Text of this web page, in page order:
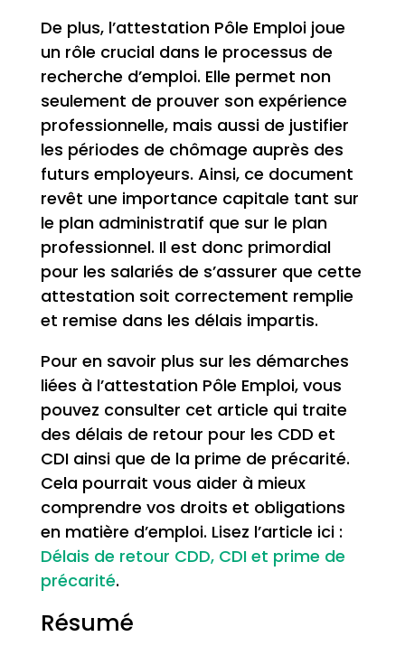
De plus, l’attestation Pôle Emploi joue
un rôle crucial dans le processus de
recherche d’emploi. Elle permet non
seulement de prouver son expérience
professionnelle, mais aussi de justifier
les périodes de chômage auprès des
futurs employeurs. Ainsi, ce document
revêt une importance capitale tant sur
le plan administratif que sur le plan
professionnel. Il est donc primordial
pour les salariés de s’assurer que cette
attestation soit correctement remplie
et remise dans les délais impartis.
Pour en savoir plus sur les démarches
liées à l’attestation Pôle Emploi, vous
pouvez consulter cet article qui traite
des délais de retour pour les CDD et
CDI ainsi que de la prime de précarité.
Cela pourrait vous aider à mieux
comprendre vos droits et obligations
en matière d’emploi. Lisez l’article ici :
Délais de retour CDD, CDI et prime de
précarité.
Résumé